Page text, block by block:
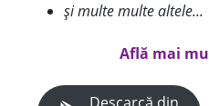
și multe multe altele...
Află mai